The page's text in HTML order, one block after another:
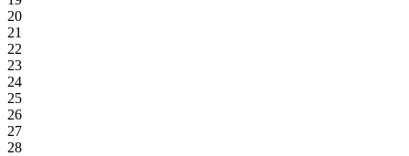
20
21
22
23
24
25
26
27
28